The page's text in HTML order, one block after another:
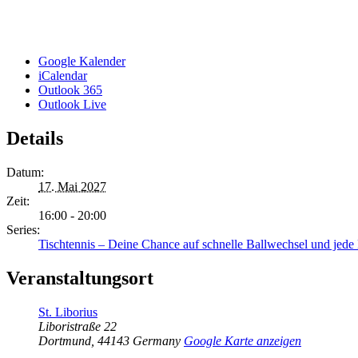
Google Kalender
iCalendar
Outlook 365
Outlook Live
Details
Datum:
17. Mai 2027
Zeit:
16:00 - 20:00
Series:
Tischtennis – Deine Chance auf schnelle Ballwechsel und jede
Veranstaltungsort
St. Liborius
Liboristraße 22
Dortmund 44143 Germany Google Karte anzeigen